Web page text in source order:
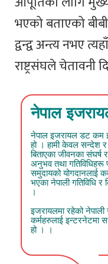
भएको बताएको
द्वन्द्व अन्त्य नभए
राष्ट्रसंघले चेतावनी
नेपाल
नेपाल इजरायल डट कम
हो । हामी केवल सन्देश र
बिताएका जीवनका
अनुभव तथा गतिविधिहरू
समुदायको योगदानलाई
भएका नेपाली गतिविधि र
।
इजरायलमा रहेको
कर्महरुलाई इन्टरनेटमा
हो । ।